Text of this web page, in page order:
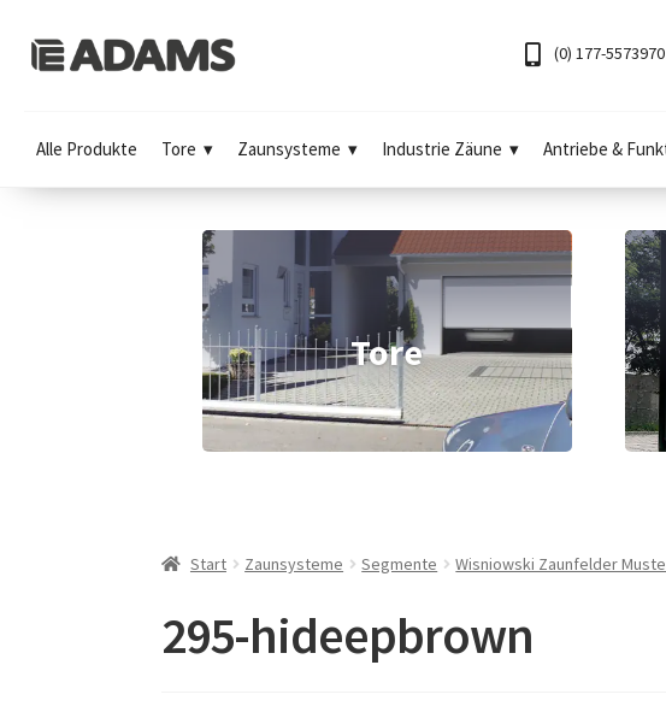
(0) 177-5573970
Alle Produkte Tore Zaunsysteme Industrie Zäune Antriebe &
Tore
Start Zaunsysteme Segmente Wisniowski Zaunfelder
295-hideepbrown